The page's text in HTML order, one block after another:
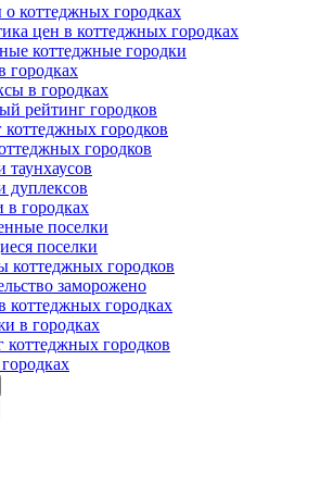
коттеджных городках
цен в коттеджных городках
коттеджные городки
городках
в городках
рейтинг городков
коттеджных городков
городков
таунхаусов
дуплексов
в городках
поселки
поселки
коттеджных городков
заморожено
коттеджных городках
в городках
коттеджных городков